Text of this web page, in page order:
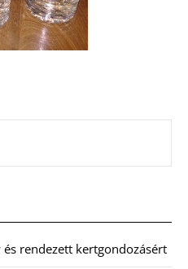
rendezett kertgondozásért